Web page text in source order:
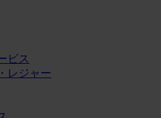
ビス
レジャー